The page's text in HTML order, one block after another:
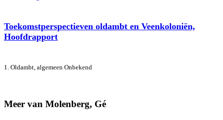
Toekomstperspectieven oldambt en Veenkoloniën,
Hoofdrapport
1. Oldambt, algemeen Onbekend
Meer van Molenberg, Gé